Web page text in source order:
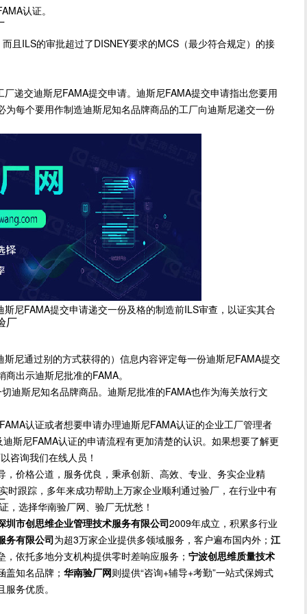
厂
认证。
ILS的审批超过了DISNEY要求的MCS（最少符合规定）的接
交迪斯尼FAMA提交申请。迪斯尼FAMA提交申请指出您要用
每个要用作制造迪斯尼知名品牌商品的工厂向迪斯尼递交一份
FAMA提交申请递交一份及格的制造前ILS审查，以证实其合
通过别的方式获得的）信息内容评定每一份迪斯尼FAMA提交
出示迪斯尼批准的FAMA。
斯尼知名品牌商品。迪斯尼批准的FAMA也作为海关放行文
认证或者想要申请办理迪斯尼FAMA认证的企业工厂管理者
斯尼FAMA认证的申请流程有更加清楚的认识。如果想要了解更
咨询我们在线人员！
价格公道，服务优良，秉承创新、高效、专业、务实企业精
时跟踪，多年来成功帮助上万家企业顺利通过验厂，在行业中有
，选择华南验厂网、验厂无忧愁！
圳市创思维企业管理技术服务有限公司2009年成立，积累多行业
务有限公司为超3万家企业提供多领域服务，客户遍布国内外； 江
依托多地分支机构提供零时差响应服务； 宁波创思维质量技术
知名品牌； 华南验厂网则提供“咨询+辅导+考勤”一站式保姆式
务优质。